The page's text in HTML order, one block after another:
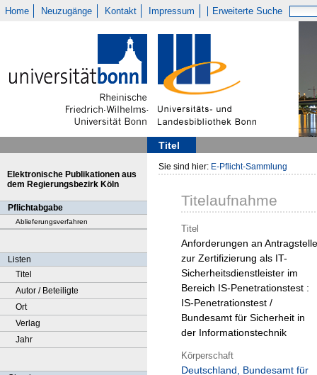
Home Neuzugänge Kontakt Impressum Erweiterte Suche
Titel
Elektronische Publikationen aus
dem Regierungsbezirk Köln
Pflichtabgabe
Ablieferungsverfahren
Listen
Titel
Autor / Beteiligte
Ort
Verlag
Jahr
Sie sind hier: E-Pflicht-Sammlung
Titelaufnahme
Titel
Anforderungen an
zur Zertifizierung als IT-
Sicherheitsdienstleister im
Bereich IS-Penetrationstest :
IS-Penetrationstest /
Bundesamt für Sicherheit in
der Informationstechnik
Körperschaft
Deutschland, Bundesamt für